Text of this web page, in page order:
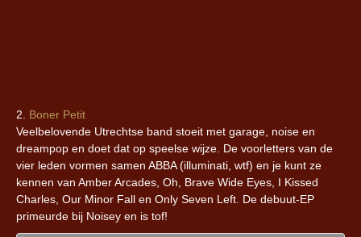
2. Boner Petit
Veelbelovende Utrechtse band stoeit met garage, noise en
dreampop en doet dat op speelse wijze. De voorletters van de
vier leden vormen samen ABBA (illuminati, wtf) en je kunt ze
kennen van Amber Arcades, Oh, Brave Wide Eyes, I Kissed
Charles, Our Minor Fall en Only Seven Left. De debuut-EP
primeurde bij Noisey en is tof!